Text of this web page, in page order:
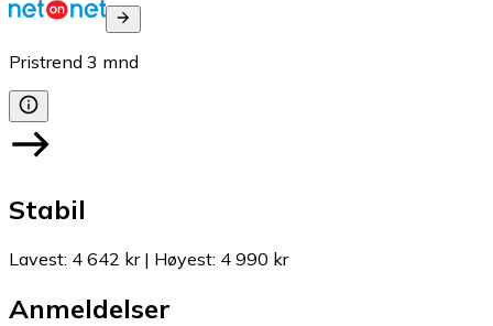
Pristrend 3 mnd
Stabil
Lavest: 4 642 kr| Høyest: 4 990 kr
Anmeldelser